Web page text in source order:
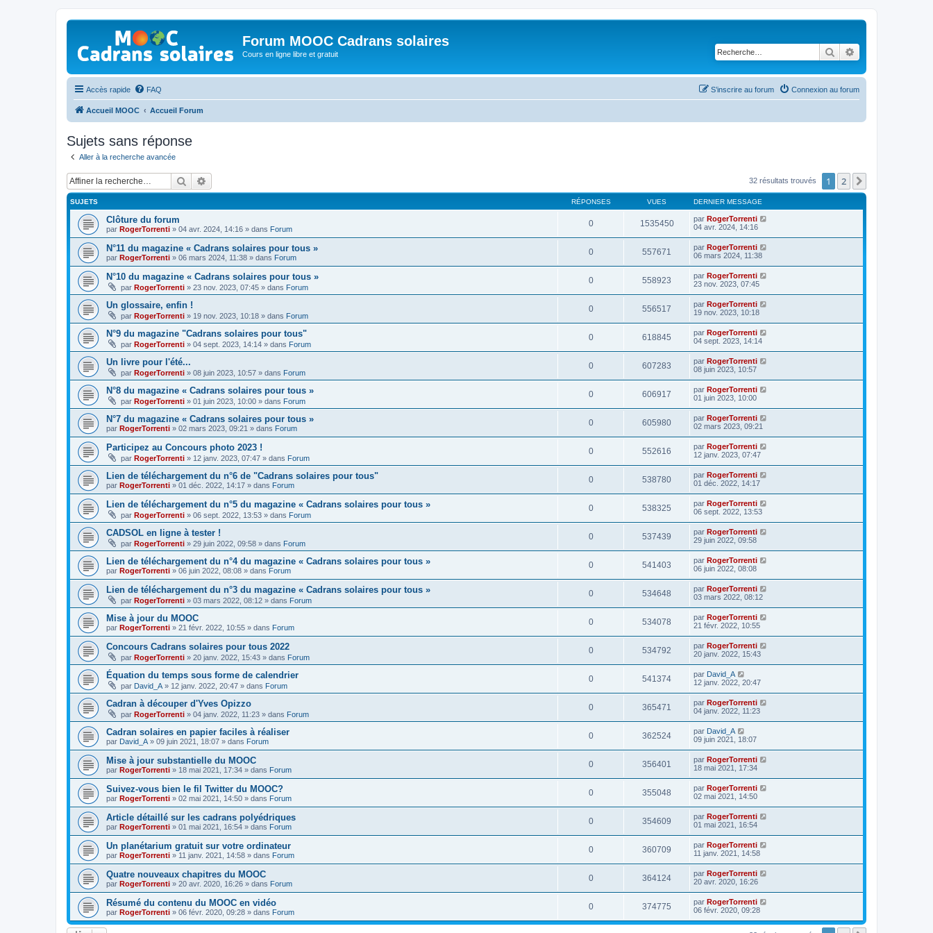
Forum MOOC Cadrans solaires
Cours en ligne libre et gratuit Rechercher
Accès rapide FAQ Connexion au forum
S’inscrire au forum
Accueil MOOC Accueil Forum
Sujets sans réponse
Aller à la recherche avancée
Rechercher 32 résultats trouvés 1 2
SUJETS RÉPONSES VUES DERNIER MESSAGE
Clôture du forum
par RogerTorrenti » 04 avr. 2024, 14:16 » dans Forum
0 1535450 par RogerTorrenti
04 avr. 2024, 14:16
N°11 du magazine « Cadrans solaires pour tous »
par RogerTorrenti » 06 mars 2024, 11:38 » dans Forum
0 557671 par RogerTorrenti
06 mars 2024, 11:38
N°10 du magazine « Cadrans solaires pour tous »
par RogerTorrenti » 23 nov. 2023, 07:45 » dans Forum
0 558923 par RogerTorrenti
23 nov. 2023, 07:45
Un glossaire, enfin !
par RogerTorrenti » 19 nov. 2023, 10:18 » dans Forum
0 556517 par RogerTorrenti
19 nov. 2023, 10:18
N°9 du magazine "Cadrans solaires pour tous"
par RogerTorrenti » 04 sept. 2023, 14:14 » dans Forum
0 618845 par RogerTorrenti
04 sept. 2023, 14:14
Un livre pour l'été...
par RogerTorrenti » 08 juin 2023, 10:57 » dans Forum
0 607283 par RogerTorrenti
08 juin 2023, 10:57
N°8 du magazine « Cadrans solaires pour tous »
par RogerTorrenti » 01 juin 2023, 10:00 » dans Forum
0 606917 par RogerTorrenti
01 juin 2023, 10:00
N°7 du magazine « Cadrans solaires pour tous »
par RogerTorrenti » 02 mars 2023, 09:21 » dans Forum
0 605980 par RogerTorrenti
02 mars 2023, 09:21
Participez au Concours photo 2023 !
par RogerTorrenti » 12 janv. 2023, 07:47 » dans Forum
0 552616 par RogerTorrenti
12 janv. 2023, 07:47
Lien de téléchargement du n°6 de "Cadrans solaires pour tous"
par RogerTorrenti » 01 déc. 2022, 14:17 » dans Forum
0 538780 par RogerTorrenti
01 déc. 2022, 14:17
Lien de téléchargement du n°5 du magazine « Cadrans solaires pour tous »
par RogerTorrenti » 06 sept. 2022, 13:53 » dans Forum
0 538325 par RogerTorrenti
06 sept. 2022, 13:53
CADSOL en ligne à tester !
par RogerTorrenti » 29 juin 2022, 09:58 » dans Forum
0 537439 par RogerTorrenti
29 juin 2022, 09:58
Lien de téléchargement du n°4 du magazine « Cadrans solaires pour tous »
par RogerTorrenti » 06 juin 2022, 08:08 » dans Forum
0 541403 par RogerTorrenti
06 juin 2022, 08:08
Lien de téléchargement du n°3 du magazine « Cadrans solaires pour tous »
par RogerTorrenti » 03 mars 2022, 08:12 » dans Forum
0 534648 par RogerTorrenti
03 mars 2022, 08:12
Mise à jour du MOOC
par RogerTorrenti » 21 févr. 2022, 10:55 » dans Forum
0 534078 par RogerTorrenti
21 févr. 2022, 10:55
Concours Cadrans solaires pour tous 2022
par RogerTorrenti » 20 janv. 2022, 15:43 » dans Forum
0 534792 par RogerTorrenti
20 janv. 2022, 15:43
Équation du temps sous forme de calendrier
par David_A » 12 janv. 2022, 20:47 » dans Forum
0 541374 par David_A
12 janv. 2022, 20:47
Cadran à découper d'Yves Opizzo
par RogerTorrenti » 04 janv. 2022, 11:23 » dans Forum
0 365471 par RogerTorrenti
04 janv. 2022, 11:23
Cadran solaires en papier faciles à réaliser
par David_A » 09 juin 2021, 18:07 » dans Forum
0 362524 par David_A
09 juin 2021, 18:07
Mise à jour substantielle du MOOC
par RogerTorrenti » 18 mai 2021, 17:34 » dans Forum
0 356401 par RogerTorrenti
18 mai 2021, 17:34
Suivez-vous bien le fil Twitter du MOOC?
par RogerTorrenti » 02 mai 2021, 14:50 » dans Forum
0 355048 par RogerTorrenti
02 mai 2021, 14:50
Article détaillé sur les cadrans polyédriques
par RogerTorrenti » 01 mai 2021, 16:54 » dans Forum
0 354609 par RogerTorrenti
01 mai 2021, 16:54
Un planétarium gratuit sur votre ordinateur
par RogerTorrenti » 11 janv. 2021, 14:58 » dans Forum
0 360709 par RogerTorrenti
11 janv. 2021, 14:58
Quatre nouveaux chapitres du MOOC
par RogerTorrenti » 20 avr. 2020, 16:26 » dans Forum
0 364124 par RogerTorrenti
20 avr. 2020, 16:26
Résumé du contenu du MOOC en vidéo
par RogerTorrenti » 06 févr. 2020, 09:28 » dans Forum
0 374775 par RogerTorrenti
06 févr. 2020, 09:28